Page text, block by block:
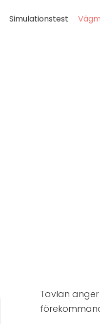
Simulationstest
Tavlan